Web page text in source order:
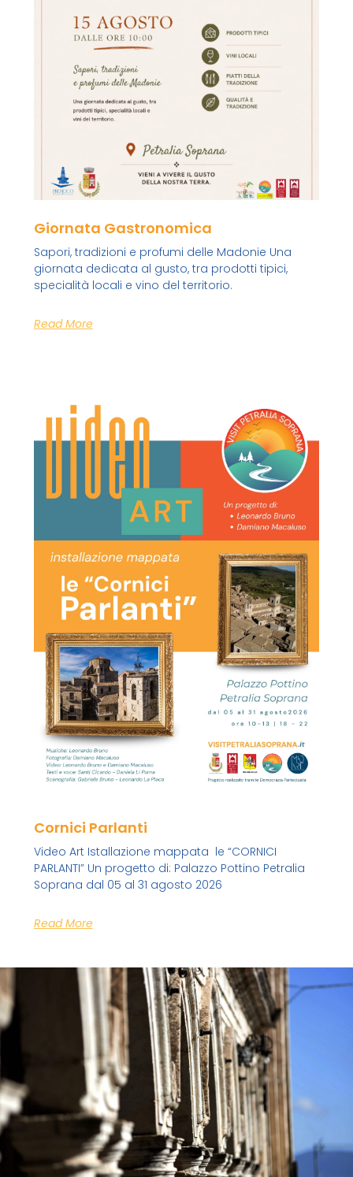
Giornata Gastronomica
Sapori, tradizioni e profumi delle Madonie Una
giornata dedicata al gusto, tra prodotti tipici,
specialità locali e vino del territorio.
Read More
Cornici Parlanti
Video Art Istallazione mappata le “CORNICI
PARLANTI” Un progetto di: Palazzo Pottino Petralia
Soprana dal 05 al 31 agosto 2026
Read More